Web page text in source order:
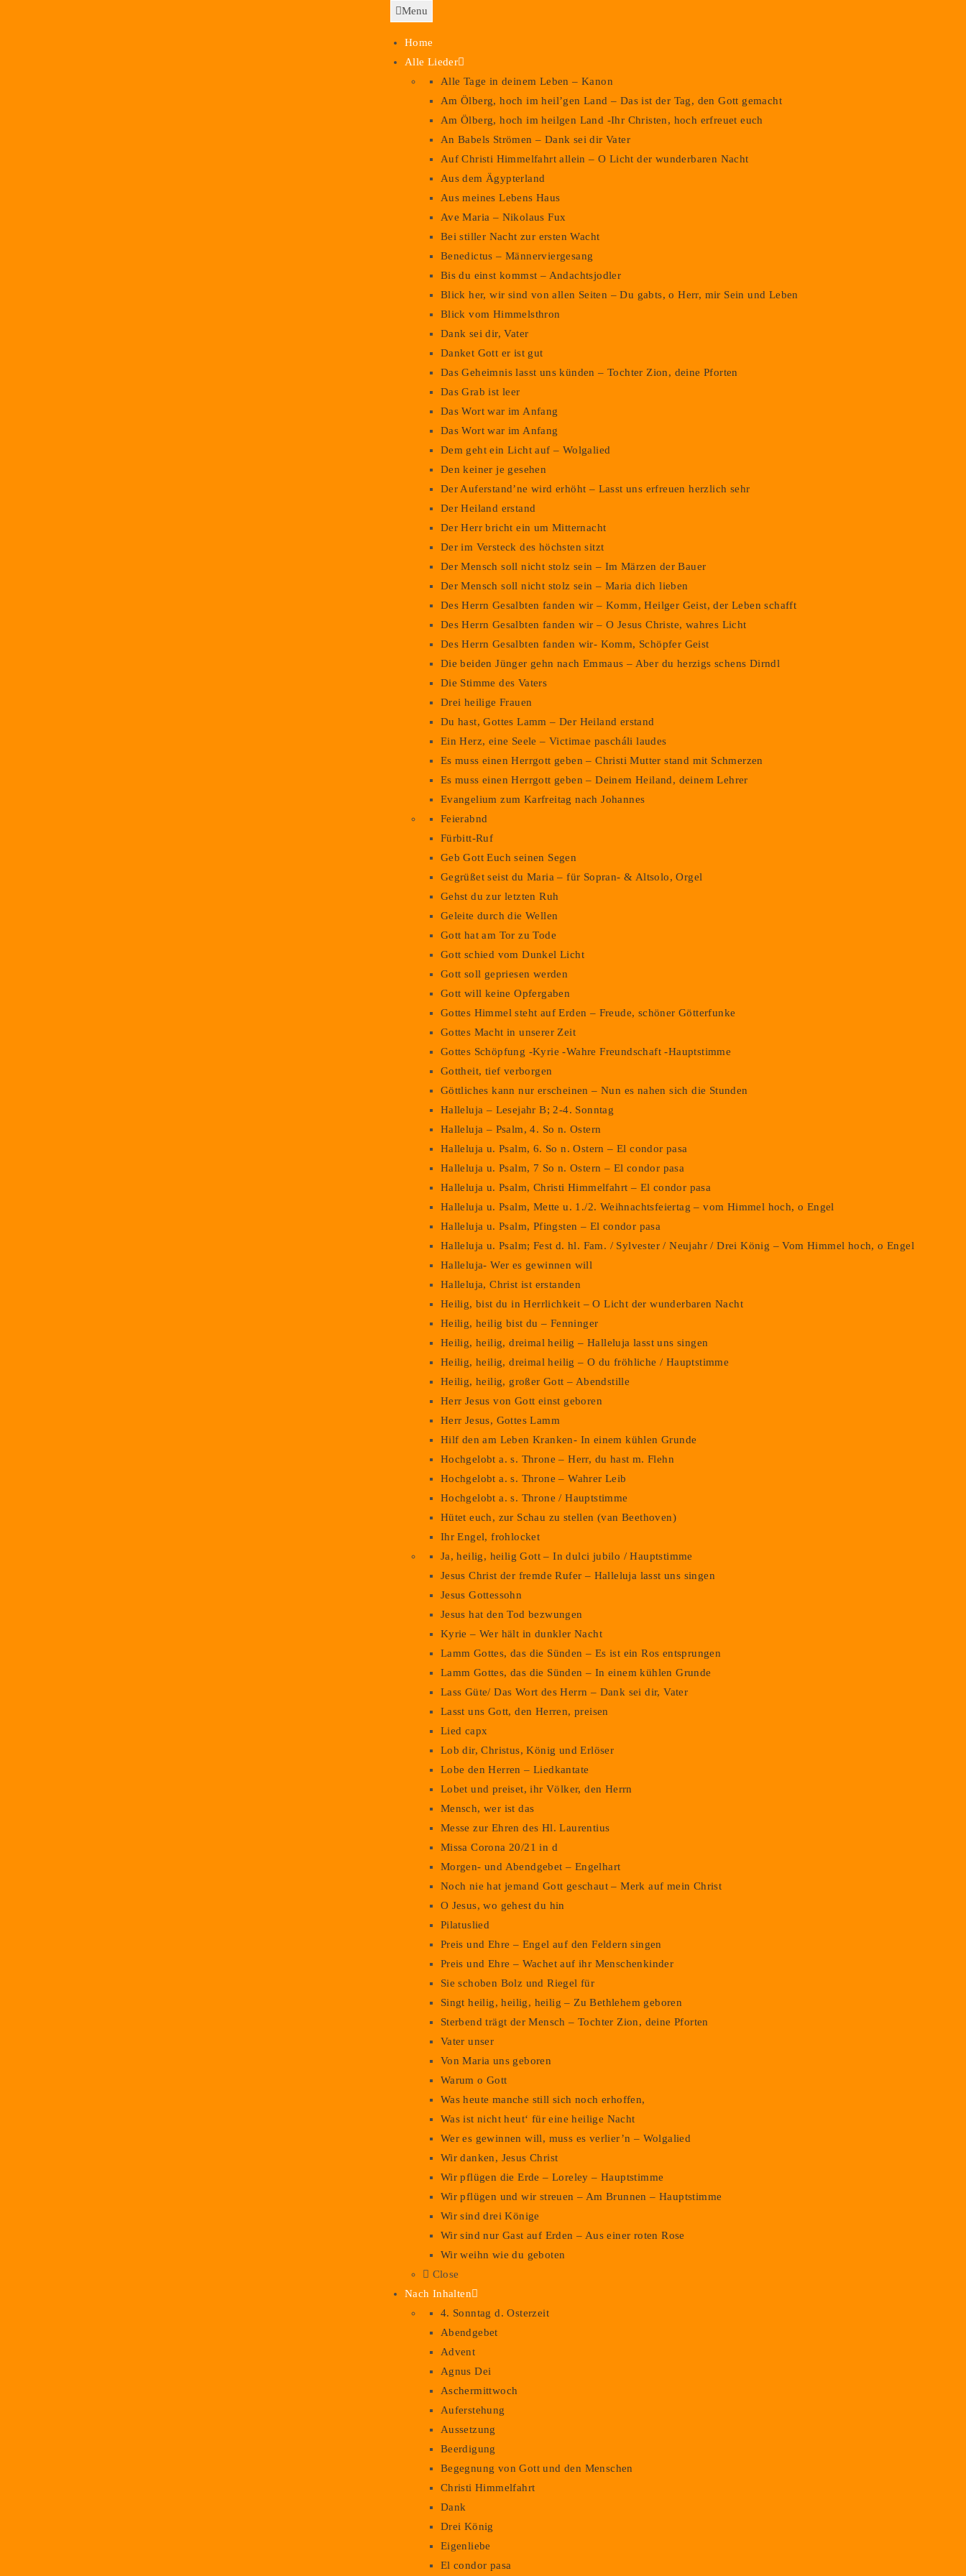
Menu
Home
Alle Lieder
Alle Tage in deinem Leben – Kanon
Am Ölberg, hoch im heil’gen Land – Das ist der Tag, den Gott gemacht
Am Ölberg, hoch im heilgen Land -Ihr Christen, hoch erfreuet euch
An Babels Strömen – Dank sei dir Vater
Auf Christi Himmelfahrt allein – O Licht der wunderbaren Nacht
Aus dem Ägypterland
Aus meines Lebens Haus
Ave Maria – Nikolaus Fux
Bei stiller Nacht zur ersten Wacht
Benedictus – Männerviergesang
Bis du einst kommst – Andachtsjodler
Blick her, wir sind von allen Seiten – Du gabts, o Herr, mir Sein und Leben
Blick vom Himmelsthron
Dank sei dir, Vater
Danket Gott er ist gut
Das Geheimnis lasst uns künden – Tochter Zion, deine Pforten
Das Grab ist leer
Das Wort war im Anfang
Das Wort war im Anfang
Dem geht ein Licht auf – Wolgalied
Den keiner je gesehen
Der Auferstand’ne wird erhöht – Lasst uns erfreuen herzlich sehr
Der Heiland erstand
Der Herr bricht ein um Mitternacht
Der im Versteck des höchsten sitzt
Der Mensch soll nicht stolz sein – Im Märzen der Bauer
Der Mensch soll nicht stolz sein – Maria dich lieben
Des Herrn Gesalbten fanden wir – Komm, Heilger Geist, der Leben schafft
Des Herrn Gesalbten fanden wir – O Jesus Christe, wahres Licht
Des Herrn Gesalbten fanden wir- Komm, Schöpfer Geist
Die beiden Jünger gehn nach Emmaus – Aber du herzigs schens Dirndl
Die Stimme des Vaters
Drei heilige Frauen
Du hast, Gottes Lamm – Der Heiland erstand
Ein Herz, eine Seele – Victimae pascháli laudes
Es muss einen Herrgott geben – Christi Mutter stand mit Schmerzen
Es muss einen Herrgott geben – Deinem Heiland, deinem Lehrer
Evangelium zum Karfreitag nach Johannes
Feierabnd
Fürbitt-Ruf
Geb Gott Euch seinen Segen
Gegrüßet seist du Maria – für Sopran- & Altsolo, Orgel
Gehst du zur letzten Ruh
Geleite durch die Wellen
Gott hat am Tor zu Tode
Gott schied vom Dunkel Licht
Gott soll gepriesen werden
Gott will keine Opfergaben
Gottes Himmel steht auf Erden – Freude, schöner Götterfunke
Gottes Macht in unserer Zeit
Gottes Schöpfung -Kyrie -Wahre Freundschaft -Hauptstimme
Gottheit, tief verborgen
Göttliches kann nur erscheinen – Nun es nahen sich die Stunden
Halleluja – Lesejahr B; 2-4. Sonntag
Halleluja – Psalm, 4. So n. Ostern
Halleluja u. Psalm, 6. So n. Ostern – El condor pasa
Halleluja u. Psalm, 7 So n. Ostern – El condor pasa
Halleluja u. Psalm, Christi Himmelfahrt – El condor pasa
Halleluja u. Psalm, Mette u. 1./2. Weihnachtsfeiertag – vom Himmel hoch, o Engel
Halleluja u. Psalm, Pfingsten – El condor pasa
Halleluja u. Psalm; Fest d. hl. Fam. / Sylvester / Neujahr / Drei König – Vom Himmel hoch, o Engel
Halleluja- Wer es gewinnen will
Halleluja, Christ ist erstanden
Heilig, bist du in Herrlichkeit – O Licht der wunderbaren Nacht
Heilig, heilig bist du – Fenninger
Heilig, heilig, dreimal heilig – Halleluja lasst uns singen
Heilig, heilig, dreimal heilig – O du fröhliche / Hauptstimme
Heilig, heilig, großer Gott – Abendstille
Herr Jesus von Gott einst geboren
Herr Jesus, Gottes Lamm
Hilf den am Leben Kranken- In einem kühlen Grunde
Hochgelobt a. s. Throne – Herr, du hast m. Flehn
Hochgelobt a. s. Throne – Wahrer Leib
Hochgelobt a. s. Throne / Hauptstimme
Hütet euch, zur Schau zu stellen (van Beethoven)
Ihr Engel, frohlocket
Ja, heilig, heilig Gott – In dulci jubilo / Hauptstimme
Jesus Christ der fremde Rufer – Halleluja lasst uns singen
Jesus Gottessohn
Jesus hat den Tod bezwungen
Kyrie – Wer hält in dunkler Nacht
Lamm Gottes, das die Sünden – Es ist ein Ros entsprungen
Lamm Gottes, das die Sünden – In einem kühlen Grunde
Lass Güte/ Das Wort des Herrn – Dank sei dir, Vater
Lasst uns Gott, den Herren, preisen
Lied capx
Lob dir, Christus, König und Erlöser
Lobe den Herren – Liedkantate
Lobet und preiset, ihr Völker, den Herrn
Mensch, wer ist das
Messe zur Ehren des Hl. Laurentius
Missa Corona 20/21 in d
Morgen- und Abendgebet – Engelhart
Noch nie hat jemand Gott geschaut – Merk auf mein Christ
O Jesus, wo gehest du hin
Pilatuslied
Preis und Ehre – Engel auf den Feldern singen
Preis und Ehre – Wachet auf ihr Menschenkinder
Sie schoben Bolz und Riegel für
Singt heilig, heilig, heilig – Zu Bethlehem geboren
Sterbend trägt der Mensch – Tochter Zion, deine Pforten
Vater unser
Von Maria uns geboren
Warum o Gott
Was heute manche still sich noch erhoffen,
Was ist nicht heut‘ für eine heilige Nacht
Wer es gewinnen will, muss es verlier’n – Wolgalied
Wir danken, Jesus Christ
Wir pflügen die Erde – Loreley – Hauptstimme
Wir pflügen und wir streuen – Am Brunnen – Hauptstimme
Wir sind drei Könige
Wir sind nur Gast auf Erden – Aus einer roten Rose
Wir weihn wie du geboten
Close
Nach Inhalten
4. Sonntag d. Osterzeit
Abendgebet
Advent
Agnus Dei
Aschermittwoch
Auferstehung
Aussetzung
Beerdigung
Begegnung von Gott und den Menschen
Christi Himmelfahrt
Dank
Drei König
Eigenliebe
El condor pasa